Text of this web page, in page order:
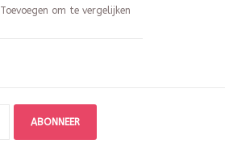
Toevoegen om te vergelijken
ABONNEER